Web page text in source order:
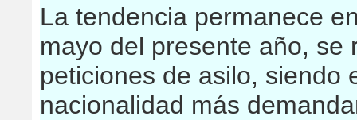
La tendencia permanece
mayo del presente año, se
peticiones de asilo, siendo
nacionalidad más